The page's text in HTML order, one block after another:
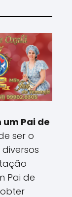
Pai de
ser o
Pai de